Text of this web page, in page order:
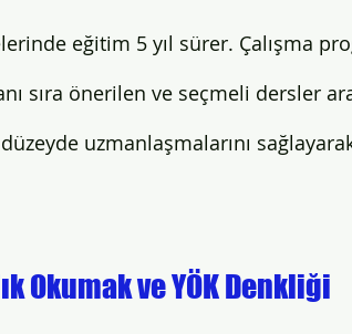
eğitim 5 yıl sürer. Çalışma
sıra önerilen ve seçmeli dersler
uzmanlaşmalarını
Okumak ve YÖK Denkliği